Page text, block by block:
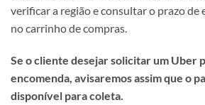
verificar a região e consultar o prazo
no carrinho de compras.
Se o cliente desejar solicitar um Uber
encomenda, avisaremos assim que o
disponível para coleta.